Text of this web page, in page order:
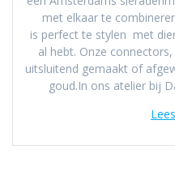
met elkaar te
is perfect te stylen met
al hebt. Onze
uitsluitend gemaakt of
goud.In ons atelier bij